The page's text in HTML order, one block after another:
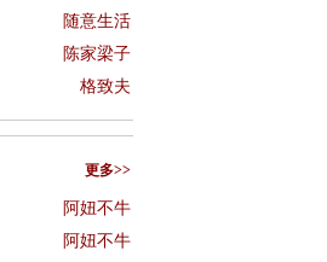
随意生活
陈家梁子
格致夫
更多>>
阿妞不牛
阿妞不牛